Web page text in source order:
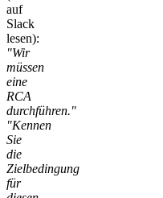
auf
Slack
lesen):
"Wir
müssen
eine
RCA
durchführen."
"Kennen
Sie
die
Zielbedingung
für